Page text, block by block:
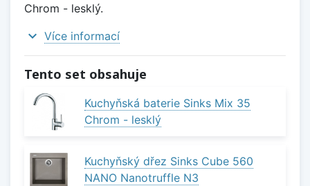
Chrom - lesklý.
expand_more Více informací
Tento set obsahuje
Kuchyňská baterie Sinks Mix 35
Chrom - lesklý
Kuchyňský dřez Sinks Cube 560
NANO Nanotruffle N3